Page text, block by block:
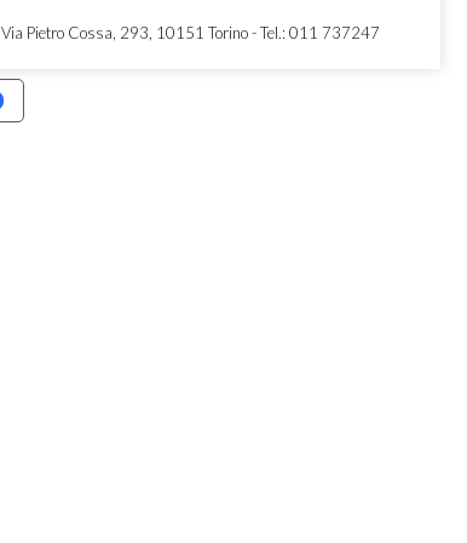
Via Pietro Cossa, 293, 10151 Torino -Tel.: 011 737247